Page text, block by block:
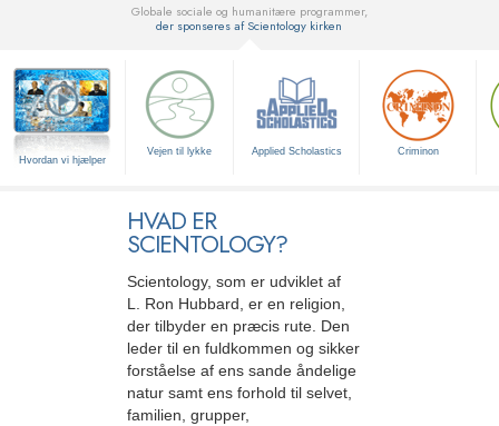
Globale sociale og humanitære programmer,
der sponseres af Scientology kirken
Hvordan vi hjælper
Vejen til lykke Applied Scholastics Criminon
HVAD ER
SCIENTOLOGY?
Scientology, som er udviklet af
L. Ron Hubbard, er en religion,
der tilbyder en præcis rute. Den
leder til en fuldkommen og sikker
forståelse af ens sande åndelige
natur samt ens forhold til selvet,
familien, grupper,